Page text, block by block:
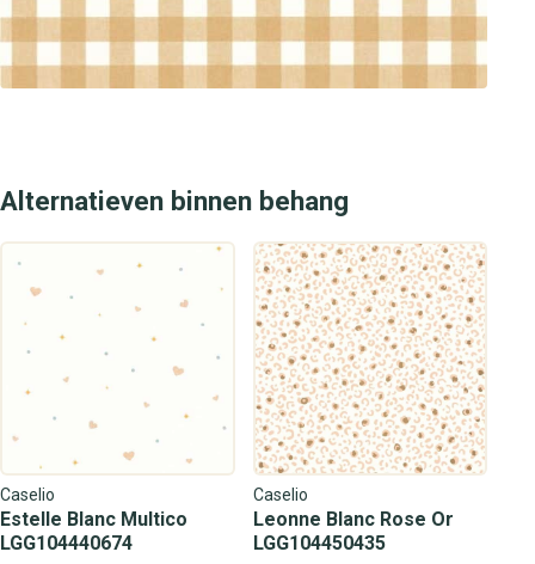
Alternatieven binnen behang
Caselio
Estelle Blanc Multico
LGG104440674
Caselio
Leonne Blanc Rose Or
LGG104450435